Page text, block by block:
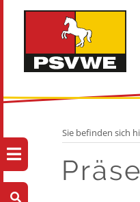
Sie befinden sich